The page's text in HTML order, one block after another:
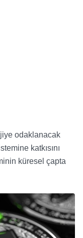
odaklanacak
katkısını
küresel çapta